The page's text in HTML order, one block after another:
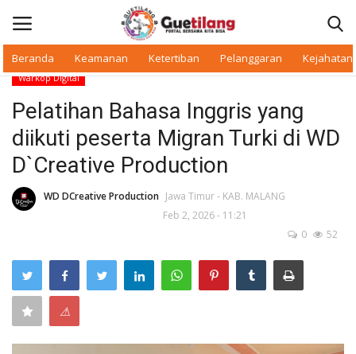
Beranda Keamanan Ketertiban Pelanggaran Kejahatan
Beranda
Warkop Digital
Pelanggaran
Ketertiban
Warkop Digital
Pelatihan Bahasa Inggris yang
diikuti peserta Migran Turki di WD
D`Creative Production
WD DCreative Production Jawa Timur - KAB. MALANG
Feb 2, 2026 - 11:21
0
52
⚠